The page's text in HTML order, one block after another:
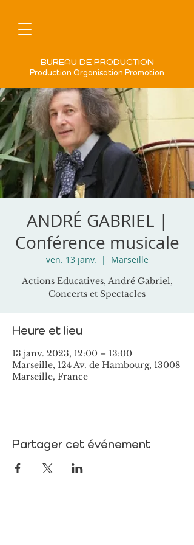
BUREAU DE PRODUCTION
Production Organisation Promotion
ANDRÉ GABRIEL |
Conférence musicale
ven. 13 janv.
  |
Marseille
Actions Educatives, André Gabriel,
Concerts et Spectacles
Heure et lieu
13 janv. 2023, 12:00 – 13:00
Marseille, 124 Av. de Hambourg, 13008
Marseille, France
Partager cet événement